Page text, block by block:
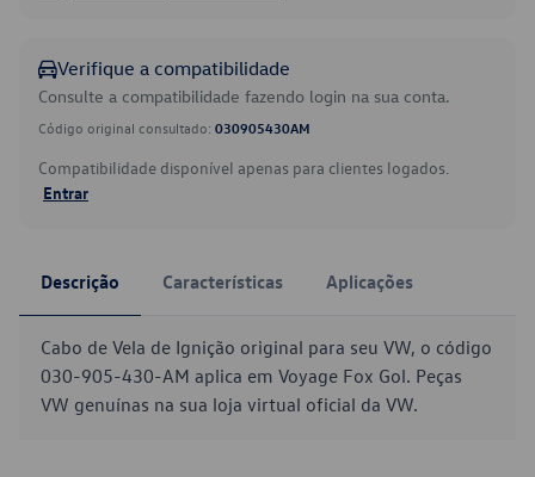
Verifique a compatibilidade
Consulte a compatibilidade fazendo login na sua conta.
Código original consultado: 030905430AM
Compatibilidade disponível apenas para clientes logados.
Entrar
Descrição Características Aplicações
Cabo de Vela de Ignição original para seu VW, o código
030-905-430-AM aplica em Voyage Fox Gol. Peças
VW genuínas na sua loja virtual oficial da VW.